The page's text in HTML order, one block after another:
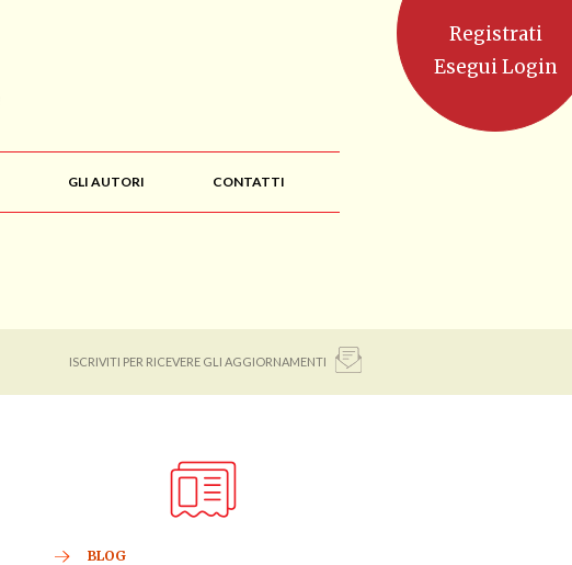
GLI AUTORI CONTATTI
ISCRIVITI PER RICEVERE GLI AGGIORNAMENTI
BLOG
Registrati
Esegui Login